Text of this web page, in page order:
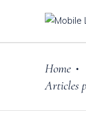
Home •
Articles